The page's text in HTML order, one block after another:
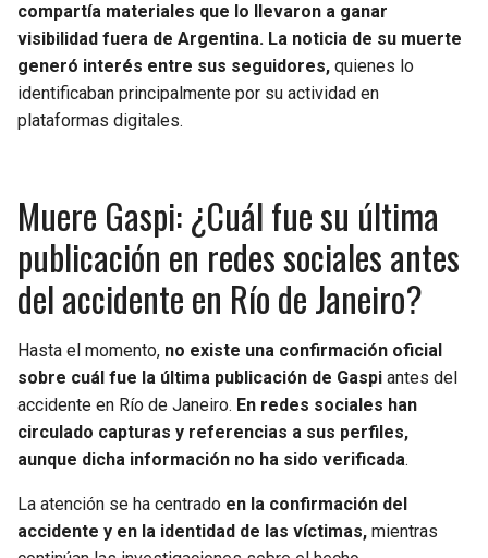
compartía materiales que lo llevaron a ganar
visibilidad fuera de Argentina. La noticia de su muerte
generó interés entre sus seguidores, quienes lo
identificaban principalmente por su actividad en
plataformas digitales.
Muere Gaspi: ¿Cuál fue su última
publicación en redes sociales antes
del accidente en Río de Janeiro?
Hasta el momento, no existe una confirmación oficial
sobre cuál fue la última publicación de Gaspi antes del
accidente en Río de Janeiro. En redes sociales han
circulado capturas y referencias a sus perfiles,
aunque dicha información no ha sido verificada.
La atención se ha centrado en la confirmación del
accidente y en la identidad de las víctimas, mientras